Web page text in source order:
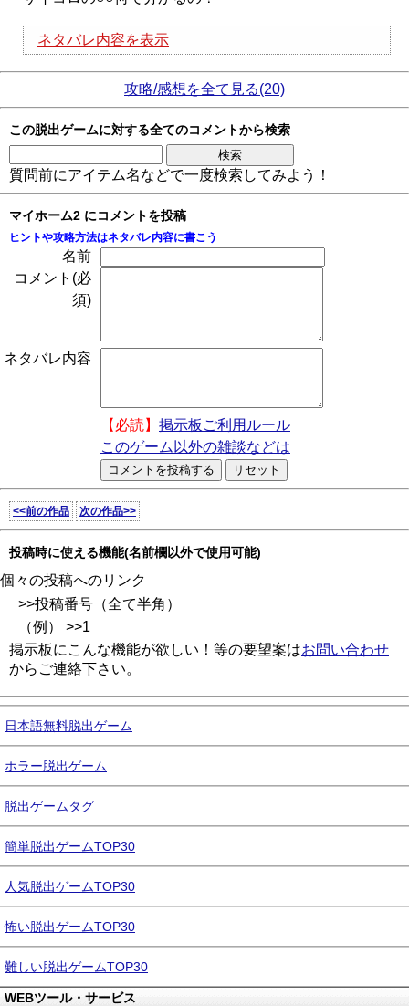
ネタバレ内容を表示
攻略/感想を全て見る(20)
この脱出ゲームに対する全てのコメントから検索
質問前にアイテム名などで一度検索してみよう！
マイホーム2 にコメントを投稿
ヒントや攻略方法はネタバレ内容に書こう
名前
コメント(必
須)
ネタバレ内容
【必読】 掲示板ご利用ルール
このゲーム以外の雑談などは
<<前の作品 次の作品>>
投稿時に使える機能(名前欄以外で使用可能)
個々の投稿へのリンク
>>投稿番号（全て半角）
（例） >>1
掲示板にこんな機能が欲しい！等の要望案はお問い合わせ
からご連絡下さい。
日本語無料脱出ゲーム
ホラー脱出ゲーム
脱出ゲームタグ
簡単脱出ゲームTOP30
人気脱出ゲームTOP30
怖い脱出ゲームTOP30
難しい脱出ゲームTOP30
WEBツール・サービス